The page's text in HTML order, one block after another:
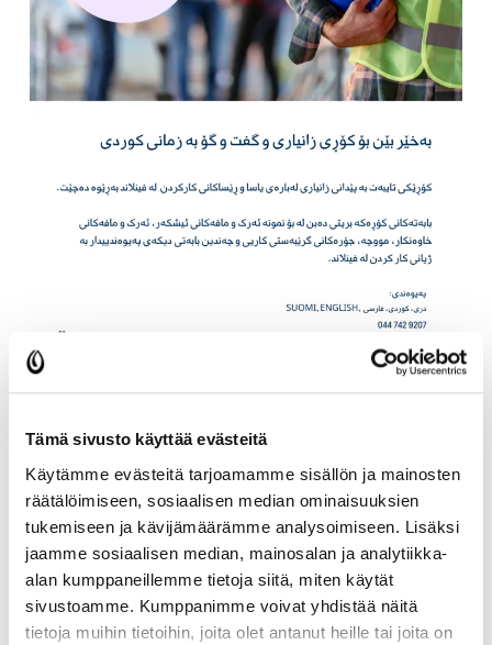
Tämä sivusto käyttää evästeitä
Käytämme evästeitä tarjoamamme sisällön ja mainosten
räätälöimiseen, sosiaalisen median ominaisuuksien
tukemiseen ja kävijämäärämme analysoimiseen. Lisäksi
jaamme sosiaalisen median, mainosalan ja analytiikka-
alan kumppaneillemme tietoja siitä, miten käytät
sivustoamme. Kumppanimme voivat yhdistää näitä
tietoja muihin tietoihin, joita olet antanut heille tai joita on